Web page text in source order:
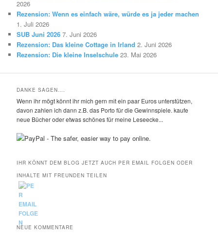
2026
Rezension: Wenn es einfach wäre, würde es ja jeder machen
1. Juli 2026
SUB Juni 2026 7. Juni 2026
Rezension: Das kleine Cottage in Irland 2. Juni 2026
Rezension: Die kleine Inselschule 23. Mai 2026
DANKE SAGEN….
Wenn ihr mögt könnt ihr mich gern mit ein paar Euros unterstützen,
davon zahlen ich dann z.B. das Porto für die Gewinnspiele. kaufe
neue Bücher oder etwas schönes für meine Leseecke...
IHR KÖNNT DEM BLOG JETZT AUCH PER EMAIL FOLGEN ODER
INHALTE MIT FREUNDEN TEILEN
NEUE KOMMENTARE